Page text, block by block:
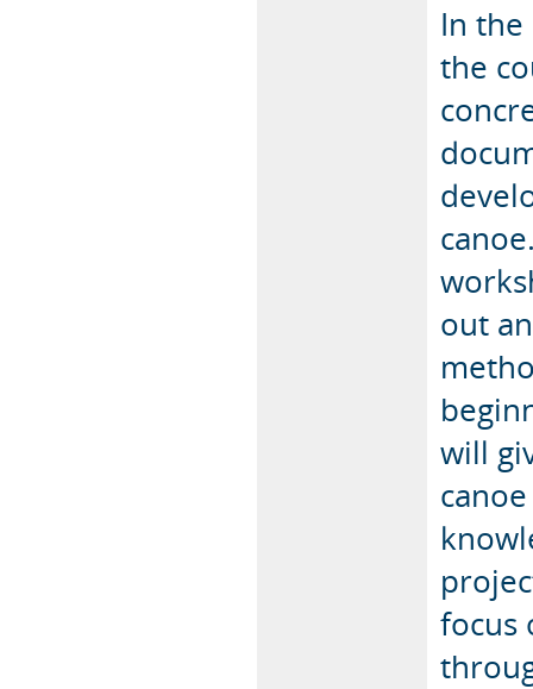
In
the
out
will
focus